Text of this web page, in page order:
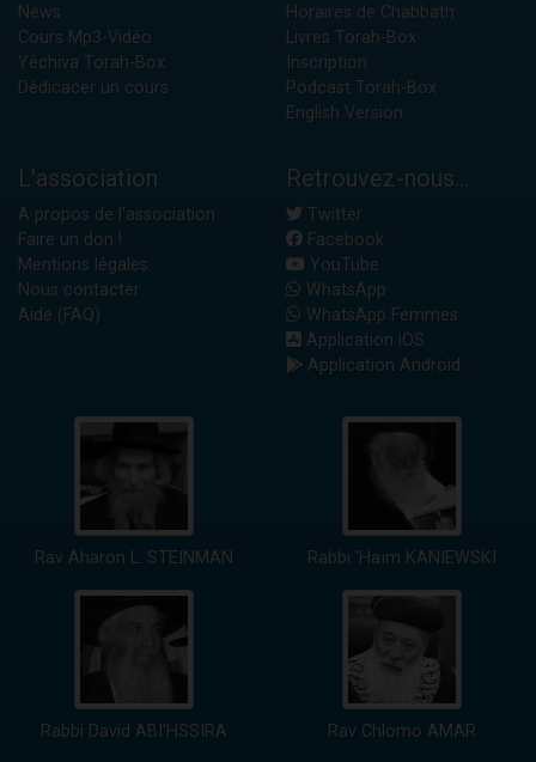
News
Cours Mp3-Vidéo
Yéchiva Torah-Box
Dédicacer un cours
Horaires de Chabbath
Livres Torah-Box
Inscription
Podcast Torah-Box
English Version
L'association
A propos de l'association
Faire un don !
Mentions légales
Nous contacter
Aide (FAQ)
Retrouvez-nous...
Twitter
Facebook
YouTube
WhatsApp
WhatsApp Femmes
Application iOS
Application Android
Rav Aharon L. STEINMAN Rabbi 'Haïm KANIEWSKI
Rabbi David ABI'HSSIRA Rav Chlomo AMAR